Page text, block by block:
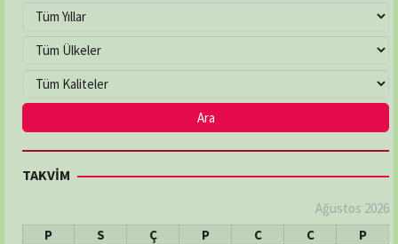
TAKVİM
Ağustos 2026
P
S Ç P C C
P